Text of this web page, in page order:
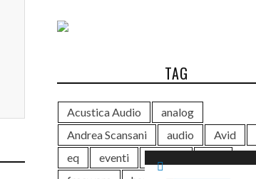
TAG
Acustica Audio
analog
Andrea Scansani
audio Avid
eq
eventi